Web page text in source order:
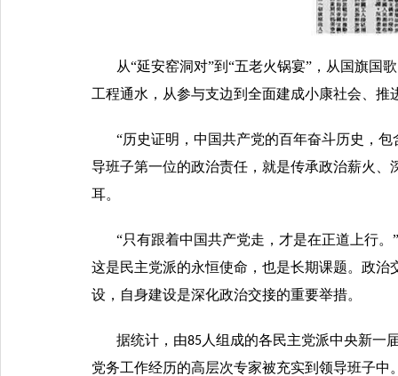
从“延安窑洞对”到“五老火锅宴”，从国旗国
工程通水，从参与支边到全面建成小康社会、
“历史证明，中国共产党的百年奋斗历史，
导班子第一位的政治责任，就是传承政治薪火
耳。
“只有跟着中国共产党走，才是在正道上行
这是民主党派的永恒使命，也是长期课题。政
设，自身建设是深化政治交接的重要举措。
据统计，由85人组成的各民主党派中央新一
党务工作经历的高层次专家被充实到领导班子中